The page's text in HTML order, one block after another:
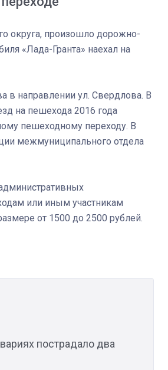
округа, произошло дорожно-
«Лада-Гранта» наехал на
в направлении ул. Свердлова. В
на пешехода 2016 года
пешеходному переходу. В
межмуниципального отдела
или иным участникам
от 1500 до 2500 рублей.
пострадало два
03 4 октября 2025
спецоперации сделал